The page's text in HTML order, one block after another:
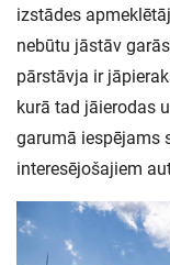
izstādes
nebūtu jāstāv
pārstāvja ir
kurā tad jāierodas
garumā iespējams
interesējošajiem